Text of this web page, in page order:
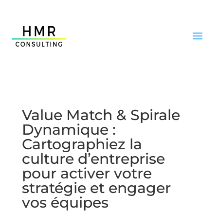
Value Match & Spirale
Dynamique :
Cartographiez la
culture d’entreprise
pour activer votre
stratégie et engager
vos équipes